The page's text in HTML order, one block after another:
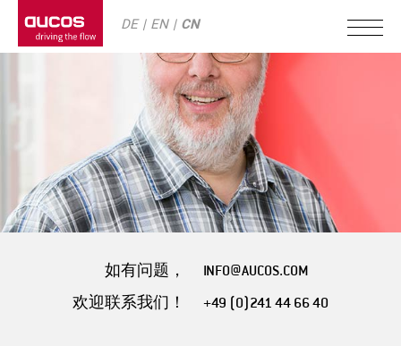
DE EN CN
如有问题，
欢迎联系我们！
INFO@AUCOS.COM
+49 (0)241 44 66 40